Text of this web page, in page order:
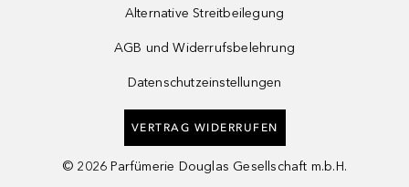
Alternative Streitbeilegung
AGB und Widerrufsbelehrung
Datenschutzeinstellungen
VERTRAG WIDERRUFEN
© 2026 Parfümerie Douglas Gesellschaft m.b.H.